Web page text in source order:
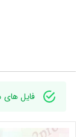
فایل های